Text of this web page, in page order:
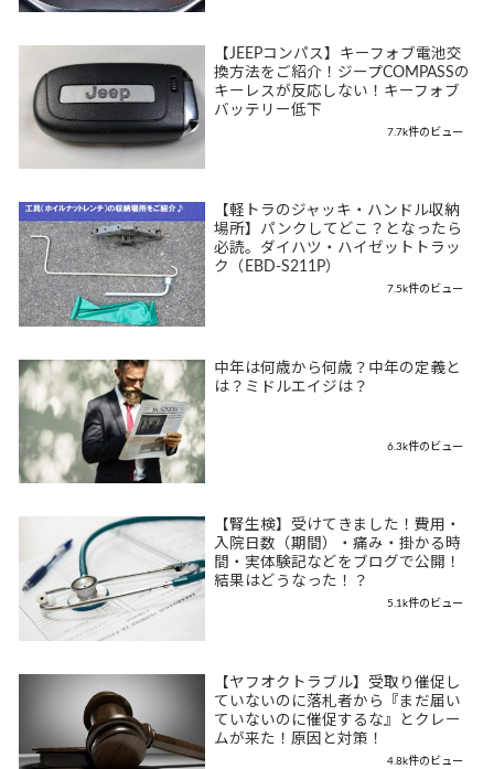
【JEEPコンパス】キーフォブ電池交
換方法をご紹介！ジープCOMPASSの
キーレスが反応しない！キーフォブ
バッテリー低下
7.7k件のビュー
【軽トラのジャッキ・ハンドル収納
場所】パンクしてどこ？となったら
必読。ダイハツ・ハイゼットトラッ
ク（EBD-S211P）
7.5k件のビュー
中年は何歳から何歳？中年の定義と
は？ミドルエイジは？
6.3k件のビュー
【腎生検】受けてきました！費用・
入院日数（期間）・痛み・掛かる時
間・実体験記などをブログで公開！
結果はどうなった！？
5.1k件のビュー
【ヤフオクトラブル】受取り催促し
ていないのに落札者から『まだ届い
ていないのに催促するな』とクレー
ムが来た！原因と対策！
4.8k件のビュー